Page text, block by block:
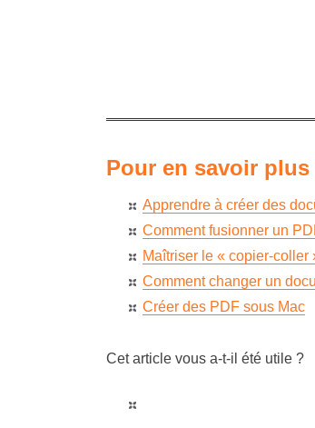
Pour en savoir plus
Apprendre à créer des
Comment fusionner un
Maîtriser le « copier-coller
Comment changer un
Créer des PDF sous Mac
Cet article vous a-t-il été utile ?